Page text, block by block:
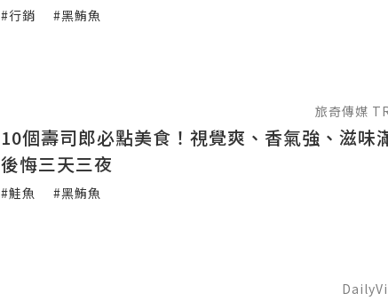
#行銷 #黑鮪魚
旅奇傳媒
10個壽司郎必點美食！視覺爽、香氣強、滋味
後悔三天三夜
#鮭魚 #黑鮪魚